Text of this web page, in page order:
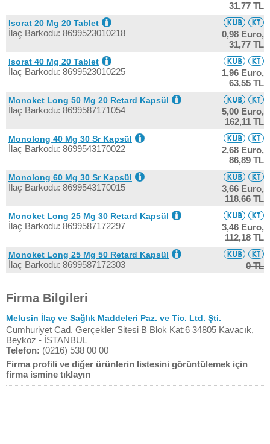
31,77 TL
Isorat 20 Mg 20 Tablet
İlaç Barkodu: 8699523010218
0,98 Euro,
31,77 TL
Isorat 40 Mg 20 Tablet
İlaç Barkodu: 8699523010225
1,96 Euro,
63,55 TL
Monoket Long 50 Mg 20 Retard Kapsül
İlaç Barkodu: 8699587171054
5,00 Euro,
162,11 TL
Monolong 40 Mg 30 Sr Kapsül
İlaç Barkodu: 8699543170022
2,68 Euro,
86,89 TL
Monolong 60 Mg 30 Sr Kapsül
İlaç Barkodu: 8699543170015
3,66 Euro,
118,66 TL
Monoket Long 25 Mg 30 Retard Kapsül
İlaç Barkodu: 8699587172297
3,46 Euro,
112,18 TL
Monoket Long 25 Mg 50 Retard Kapsül
İlaç Barkodu: 8699587172303 0 TL
Firma Bilgileri
Melusin İlaç ve Sağlık Maddeleri Paz. ve Tic. Ltd. Şti.
Cumhuriyet Cad. Gerçekler Sitesi B Blok Kat:6 34805 Kavacık,
Beykoz - İSTANBUL
Telefon: (0216) 538 00 00
Firma profili ve diğer ürünlerin listesini görüntülemek için
firma ismine tıklayın